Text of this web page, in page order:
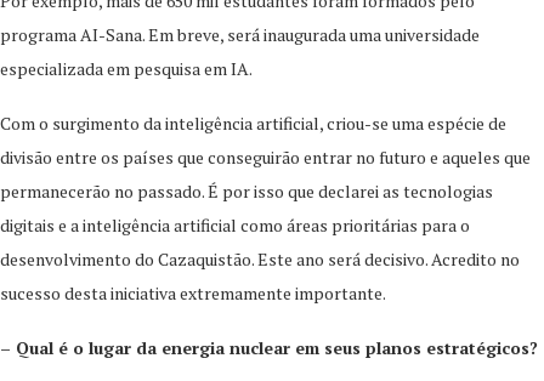
programa AI-Sana. Em breve, será inaugurada uma universidade
especializada em pesquisa em IA.
Com o surgimento da inteligência artificial, criou-se uma espécie de
divisão entre os países que conseguirão entrar no futuro e aqueles que
permanecerão no passado. É por isso que declarei as tecnologias
digitais e a inteligência artificial como áreas prioritárias para o
desenvolvimento do Cazaquistão. Este ano será decisivo. Acredito no
sucesso desta iniciativa extremamente importante.
– Qual é o lugar da energia nuclear em seus planos estratégicos?